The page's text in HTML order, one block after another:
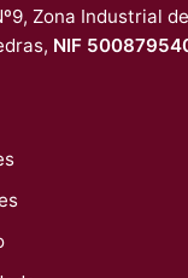
Zona Industrial
NIF